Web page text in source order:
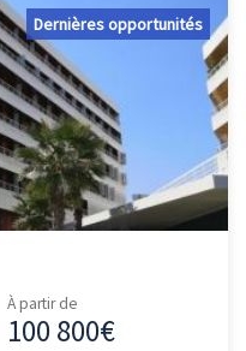
Dernières opportunités
À partir de
100 800€